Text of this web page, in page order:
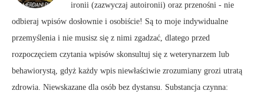
ironii (zazwyczaj autoironii) oraz przenośni - nie
odbieraj wpisów dosłownie i osobiście! Są to moje indywidualne
przemyślenia i nie musisz się z nimi zgadzać, dlatego przed
rozpoczęciem czytania wpisów skonsultuj się z weterynarzem lub
behawiorystą, gdyż każdy wpis niewłaściwie zrozumiany grozi utratą
zdrowia. Niewskazane dla osób bez dystansu. Substancja czynna: